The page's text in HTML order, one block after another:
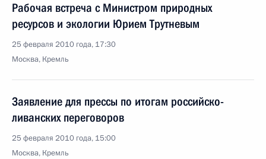
Рабочая встреча с Министром природных
ресурсов и экологии Юрием Трутневым
25 февраля 2010 года, 17:30
Москва, Кремль
Заявление для прессы по итогам российско-
ливанских переговоров
25 февраля 2010 года, 15:00
Москва, Кремль